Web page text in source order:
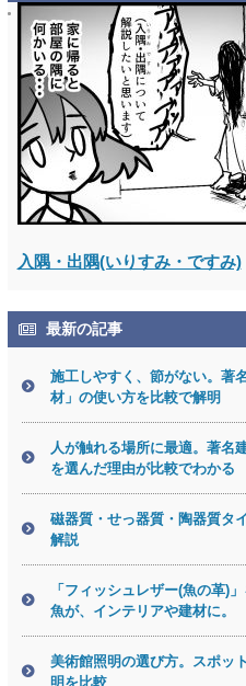
入隅・出隅(いりすみ・ですみ)
最新の記事
施工しやすく、節がない。著
材」の使い方を比較で解明
人が触れる場所に最適。著名
を選んだ理由が比較でわかる
磁器質・せっ器質・陶器質タ
解説
「フィッシュレザー(魚の革)
魚が、インテリアや建材に。
美術館照明の選び方。スポッ
明を比較